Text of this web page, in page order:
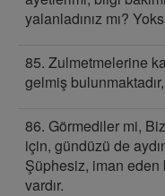
yalanladınız mı?
85. Zulmetmelerine
gelmiş
86. Görmediler mi,
için, gündüzü de
Şüphesiz, iman
vardır.